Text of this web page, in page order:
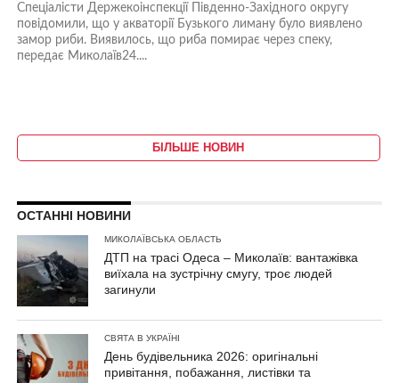
Спеціалісти Держекоінспекції Південно-Західного округу
повідомили, що у акваторії Бузького лиману було виявлено
замор риби. Виявилось, що риба помирає через спеку,
передає Миколаїв24....
БІЛЬШЕ НОВИН
ОСТАННІ НОВИНИ
МИКОЛАЇВСЬКА ОБЛАСТЬ
ДТП на трасі Одеса – Миколаїв: вантажівка
виїхала на зустрічну смугу, троє людей
загинули
СВЯТА В УКРАЇНІ
День будівельника 2026: оригінальні
привітання, побажання, листівки та